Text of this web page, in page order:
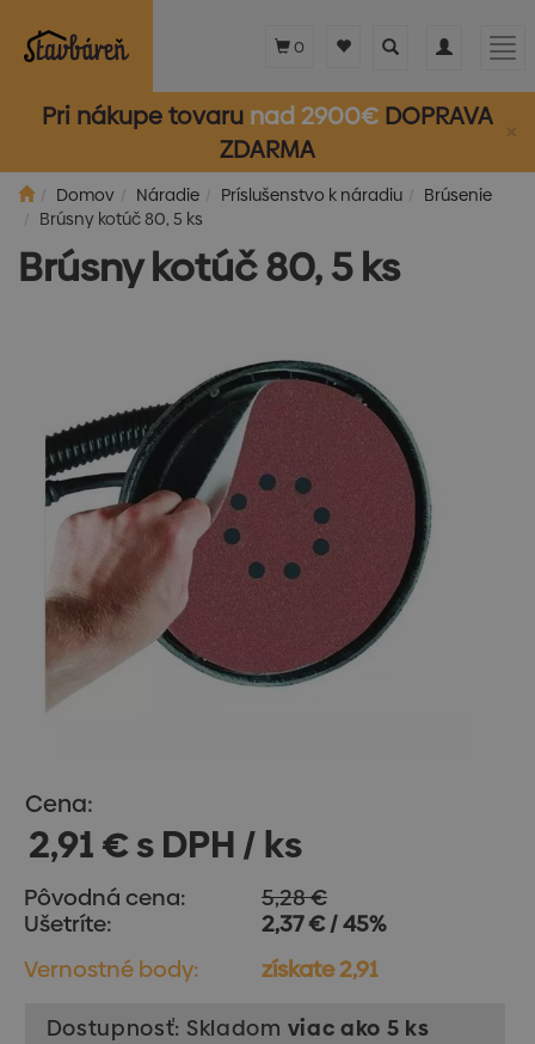
Pri nákupe tovaru nad 2900€ DOPRAVA
ZDARMA
Toggle
Toggle
0
Domov Náradie Príslušenstvo k náradiu
Brúsenie
Brúsny kotúč 80, 5 ks
Brúsny kotúč 80, 5 ks
Cena:
2,91 € s DPH / ks
Pôvodná cena:
5,28 €
Ušetríte:
2,37 € / 45%
Vernostné body:
získate 2,91
Dostupnosť: Skladom viac ako 5 ks